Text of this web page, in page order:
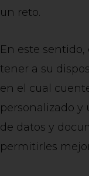
un reto.
En este
tener a su
en el cual
personalizado
de datos y
permitirles